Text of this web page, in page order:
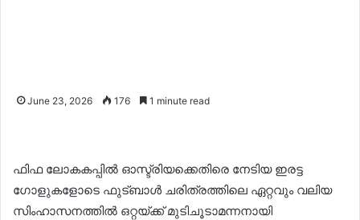
June 23, 2026 176 1 minute read
ഫിഫ ലോകകപ്പിൽ ഓസ്ട്രിയക്കെതിരെ നേടിയ ഇരട്ട
ഗോളുകളോടെ ഫുട്ബാൾ ചരിത്രത്തിലെ ഏറ്റവും വലിയ
സിംഹാസനത്തിൽ ഒറ്റയ്ക്ക് മുടിചൂടാമന്നനായി